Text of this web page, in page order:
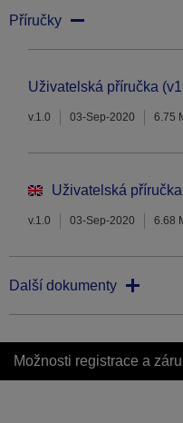
Příručky
Uživatelská příručka
v.1.0 03-Sep-2020 6.75
Uživatelská
v.1.0 03-Sep-2020 6.68
Další dokumenty
Možnosti registrace a